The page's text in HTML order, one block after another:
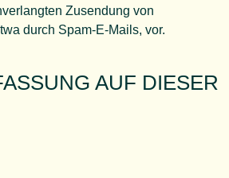
Zusendung von
durch Spam-E-Mails, vor.
AUF DIESER